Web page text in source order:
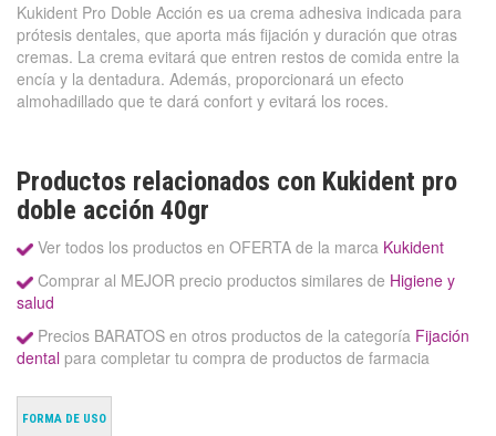
Kukident Pro Doble Acción es ua crema adhesiva indicada para
prótesis dentales, que aporta más fijación y duración que otras
cremas. La crema evitará que entren restos de comida entre la
encía y la dentadura. Además, proporcionará un efecto
almohadillado que te dará confort y evitará los roces.
Productos relacionados con Kukident pro
doble acción 40gr
Ver todos los productos en OFERTA de la marca Kukident
Comprar al MEJOR precio productos similares de Higiene y
salud
Precios BARATOS en otros productos de la categoría Fijación
dental para completar tu compra de productos de farmacia
FORMA DE USO